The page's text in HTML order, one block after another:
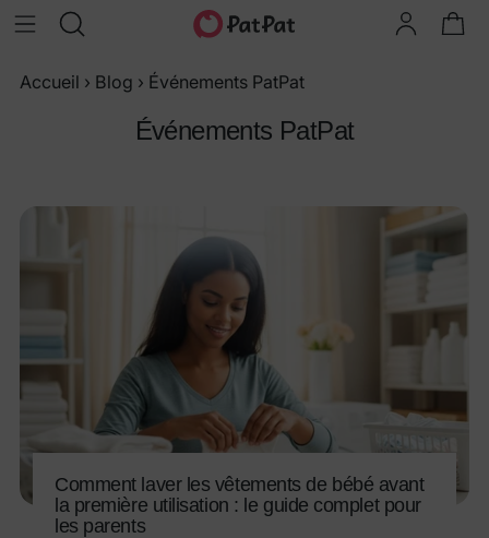
Accueil › Blog › Événements PatPat
Événements PatPat
Comment laver les vêtements de bébé avant
la première utilisation : le guide complet pour
les parents